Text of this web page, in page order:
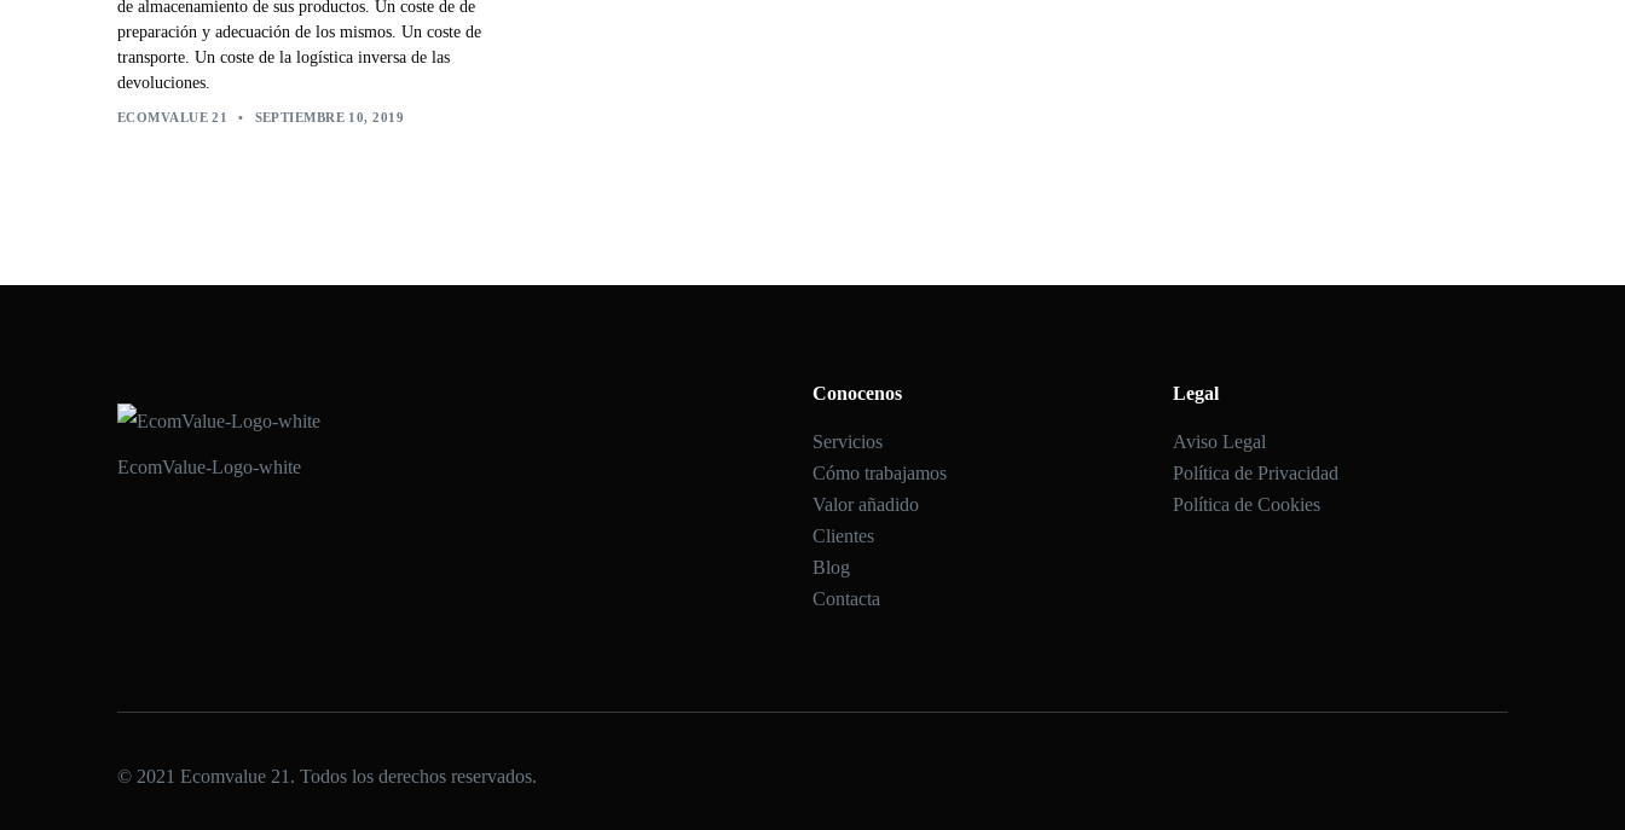
de almacenamiento de sus productos. Un coste de de
preparación y adecuación de los mismos. Un coste de
transporte. Un coste de la logística inversa de las
devoluciones.
ECOMVALUE 21 • SEPTIEMBRE 10, 2019
EcomValue-Logo-white
Conocenos
Servicios
Cómo trabajamos
Valor añadido
Clientes
Blog
Contacta
Legal
Aviso Legal
Política de Privacidad
Política de Cookies
© 2021 Ecomvalue 21. Todos los derechos reservados.